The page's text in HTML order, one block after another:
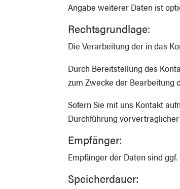
Angabe weiterer Daten ist
Rechtsgrundlage:
Die Verarbeitung der in das
Durch Bereitstellung des
zum Zwecke der Bearbeitung
Sofern Sie mit uns Kontakt
Durchführung vorvertraglicher
Empfänger:
Empfänger der Daten sind
Speicherdauer: